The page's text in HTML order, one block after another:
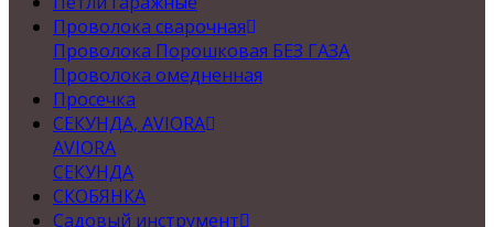
Проволока сварочная
Проволока Порошковая БЕЗ ГАЗА
Проволока омедненная
Просечка
СЕКУНДА, AVIORA
AVIORA
СЕКУНДА
СКОБЯНКА
Садовый инструмент